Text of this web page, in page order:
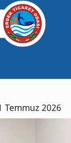
Temmuz 2026